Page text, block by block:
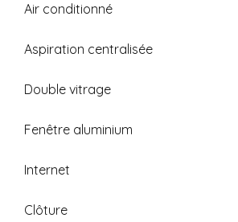
Air conditionné
Aspiration centralisée
Double vitrage
Fenêtre aluminium
Internet
Clôture